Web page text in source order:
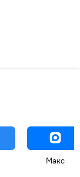
Макс